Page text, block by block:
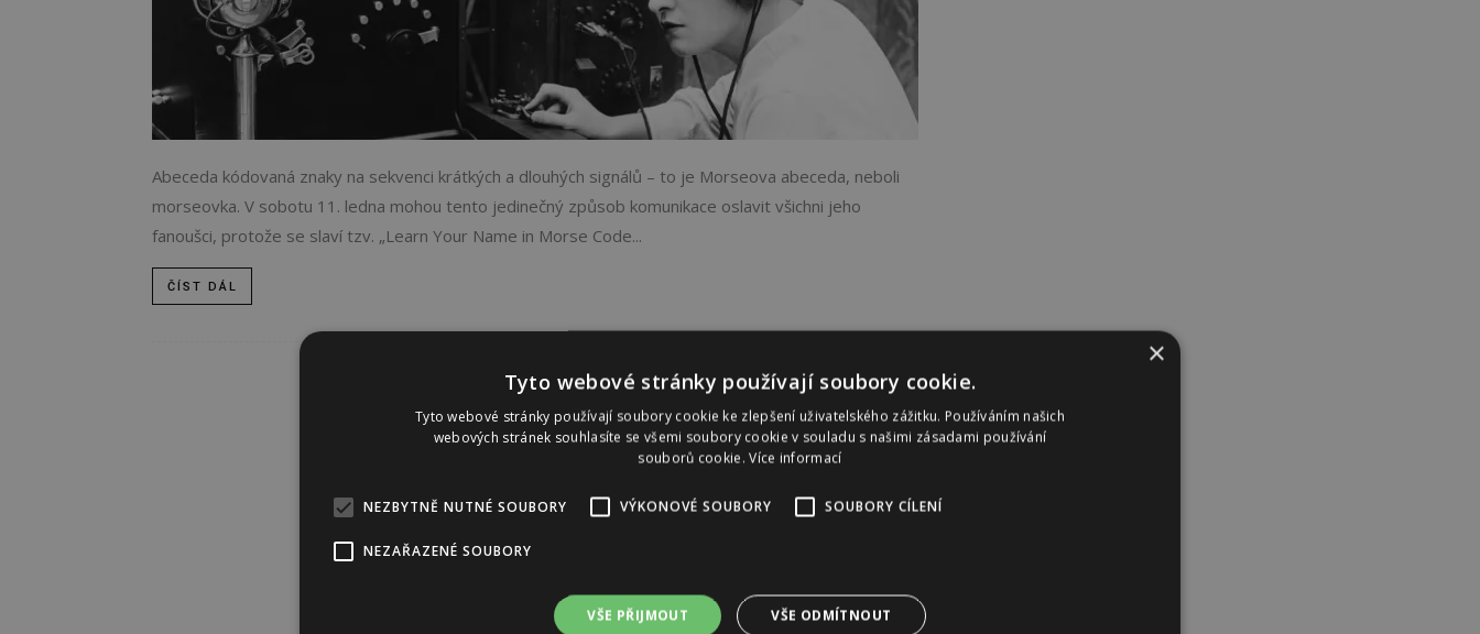
Abeceda kódovaná znaky na sekvenci krátkých a dlouhých signálů – to je Morseova abeceda, neboli
morseovka. V sobotu 11. ledna mohou tento jedinečný způsob komunikace oslavit všichni jeho
fanoušci, protože se slaví tzv. „Learn Your Name in Morse Code...
ČÍST DÁL
×
Tyto webové stránky používají soubory cookie.
Tyto webové stránky používají soubory cookie ke zlepšení uživatelského zážitku. Používáním našich
webových stránek souhlasíte se všemi soubory cookie v souladu s našimi zásadami používání
souborů cookie.Více informací
NEZBYTNĚ NUTNÉ SOUBORY VÝKONOVÉ SOUBORY SOUBORY CÍLENÍ
NEZAŘAZENÉ SOUBORY
VŠE PŘIJMOUT VŠE ODMÍTNOUT